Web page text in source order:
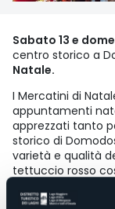
Sabato 13 e
centro storico a
Natale.
I Mercatini di
appuntamenti
apprezzati tanto
storico di
varietà e qualità
tettuccio rosso
Cultura:
d’eccellenza